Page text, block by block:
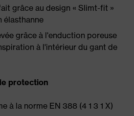
grâce au design « Slimt-fit »
élasthanne
grâce à l'enduction poreuse
à l'intérieur du gant de
protection
à la norme EN 388 (4 1 3 1 X)